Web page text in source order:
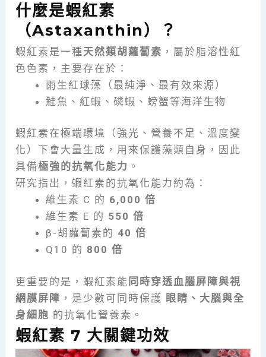
什麼是蝦紅素
（Astaxanthin）？
蝦紅素是一種 天然類胡蘿蔔素 ，屬於脂溶性紅
色色素，主要存在於：
雨生紅球藻（最純淨、最有效來源）
鮭魚、紅蝦、磷蝦、螃蟹等海洋生物
蝦紅素在極端環境（強光、營養不足、溫度變
化）下會大量生成，用來保護藻類自身，因此
具備極強的抗氧化能力 。
研究指出，蝦紅素的抗氧化能力約為：
維生素 C 的 6,000 倍
維生素 E 的 550 倍
β-胡蘿蔔素的 40 倍
Q10 的 800 倍
更重要的是，蝦紅素能 同時穿透血腦屏障與視
網膜屏障 ，是少數可同時保護 眼睛、大腦與全
身細胞 的抗氧化營養素。
蝦紅素 7 大關鍵功效